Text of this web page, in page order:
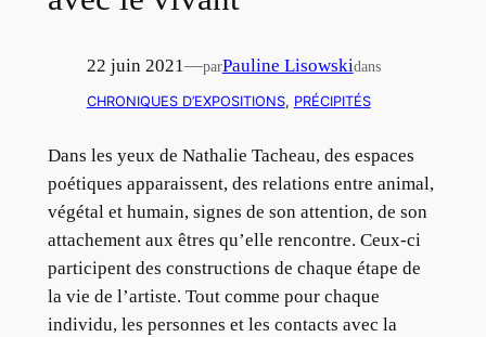
22 juin 2021—parPauline Lisowskidans
CHRONIQUES D’EXPOSITIONS, PRÉCIPITÉS
Dans les yeux de Nathalie Tacheau, des espaces
poétiques apparaissent, des relations entre animal,
végétal et humain, signes de son attention, de son
attachement aux êtres qu’elle rencontre. Ceux-ci
participent des constructions de chaque étape de
la vie de l’artiste. Tout comme pour chaque
individu, les personnes et les contacts avec la